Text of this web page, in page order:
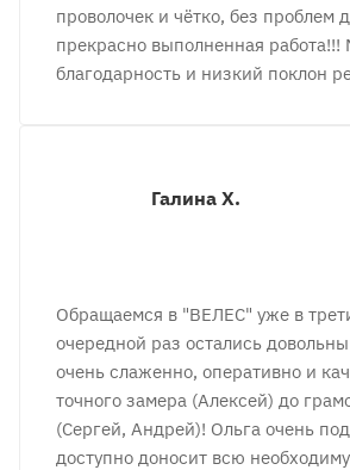
проволочек и чëтко, без проблем
прекрасно выполненная работа!!!
благодарность и низкий поклон
Галина Х.
Обращаемся в "ВЕЛЕС" уже в
очередной раз остались
очень слаженно, оперативно и
точного замера (Алексей) до
(Сергей, Андрей)! Ольга очень
доступно доносит всю